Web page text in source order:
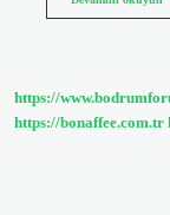
https://
https://bonaffee.com.tr